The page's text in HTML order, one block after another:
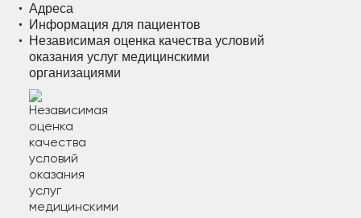
Адреса
Информация для пациентов
Независимая оценка качества условий
оказания услуг медицинскими
организациями